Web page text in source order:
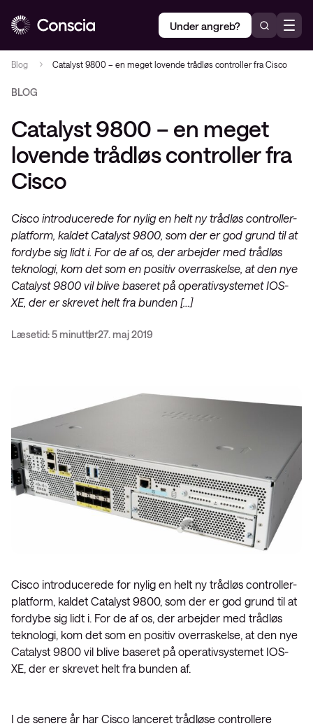
Under angreb?
Blog Catalyst 9800 – en meget lovende trådløs controller fra Cisco
BLOG
Catalyst 9800 – en meget
lovende trådløs controller fra
Cisco
Cisco introducerede for nylig en helt ny trådløs controller-
platform, kaldet Catalyst 9800, som der er god grund til at
fordybe sig lidt i. For de af os, der arbejder med trådløs
teknologi, kom det som en positiv overraskelse, at den nye
Catalyst 9800 vil blive baseret på operativsystemet IOS-
XE, der er skrevet helt fra bunden […]
Læsetid: 5 minutter27. maj 2019
Cisco introducerede for nylig en helt ny trådløs controller-
platform, kaldet Catalyst 9800, som der er god grund til at
fordybe sig lidt i. For de af os, der arbejder med trådløs
teknologi, kom det som en positiv overraskelse, at den nye
Catalyst 9800 vil blive baseret på operativsystemet IOS-
XE, der er skrevet helt fra bunden af.
I de senere år har Cisco lanceret trådløse controllere